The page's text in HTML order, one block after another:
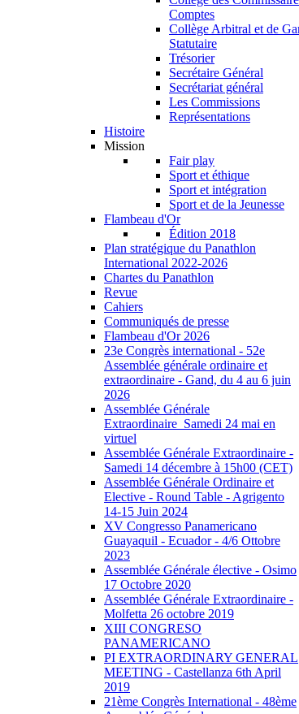
Comptes
Collège Arbitral et de
Statutaire
Trésorier
Secrétaire Général
Secrétariat général
Les Commissions
Représentations
Histoire
Mission
Fair play
Sport et éthique
Sport et intégration
Sport et de la Jeunesse
Flambeau d'Or
Édition 2018
Plan stratégique du Panathlon
International 2022-2026
Chartes du Panathlon
Revue
Cahiers
Communiqués de presse
Flambeau d'Or 2026
23e Congrès international - 52e
Assemblée générale ordinaire et
extraordinaire - Gand, du 4 au 6 juin
2026
Assemblée Générale
Extraordinaire_Samedi 24 mai en
virtuel
Assemblée Générale Extraordinaire -
Samedi 14 décembre à 15h00 (CET)
Assemblée Générale Ordinaire et
Elective - Round Table - Agrigento
14-15 Juin 2024
XV Congresso Panamericano
Guayaquil - Ecuador - 4/6 Ottobre
2023
Assemblée Générale élective - Osimo
17 Octobre 2020
Assemblée Générale Extraordinaire -
Molfetta 26 octobre 2019
XIII CONGRESO
PANAMERICANO
PI EXTRAORDINARY GENERAL
MEETING - Castellanza 6th April
2019
21ème Congrès International - 48ème